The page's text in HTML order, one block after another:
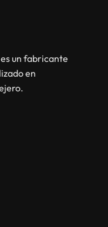
un fabricante
en